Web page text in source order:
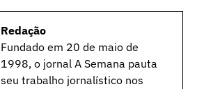
Redação
Fundado em 20 de maio de
1998, o jornal A Semana pauta
seu trabalho jornalístico nos